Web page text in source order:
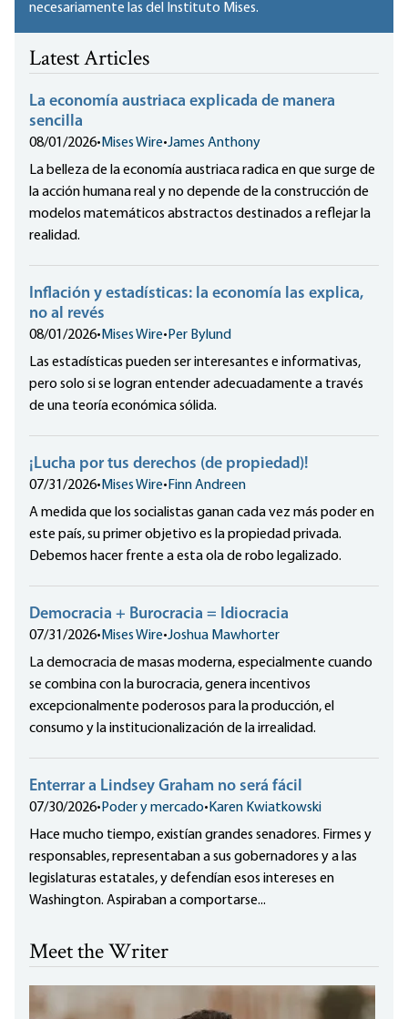
necesariamente las del Instituto Mises.
Latest Articles
La economía austriaca explicada de manera
sencilla
08/01/2026• Mises Wire•James Anthony
La belleza de la economía austriaca radica en que surge de
la acción humana real y no depende de la construcción de
modelos matemáticos abstractos destinados a reflejar la
realidad.
Inflación y estadísticas: la economía las explica,
no al revés
08/01/2026• Mises Wire• Per Bylund
Las estadísticas pueden ser interesantes e informativas,
pero solo si se logran entender adecuadamente a través
de una teoría económica sólida.
¡Lucha por tus derechos (de propiedad)!
07/31/2026• Mises Wire• Finn Andreen
A medida que los socialistas ganan cada vez más poder en
este país, su primer objetivo es la propiedad privada.
Debemos hacer frente a esta ola de robo legalizado.
Democracia + Burocracia = Idiocracia
07/31/2026• Mises Wire•Joshua Mawhorter
La democracia de masas moderna, especialmente cuando
se combina con la burocracia, genera incentivos
excepcionalmente poderosos para la producción, el
consumo y la institucionalización de la irrealidad.
Enterrar a Lindsey Graham no será fácil
07/30/2026• Poder y mercado• Karen Kwiatkowski
Hace mucho tiempo, existían grandes senadores. Firmes y
responsables, representaban a sus gobernadores y a las
legislaturas estatales, y defendían esos intereses en
Washington. Aspiraban a comportarse...
Meet the Writer